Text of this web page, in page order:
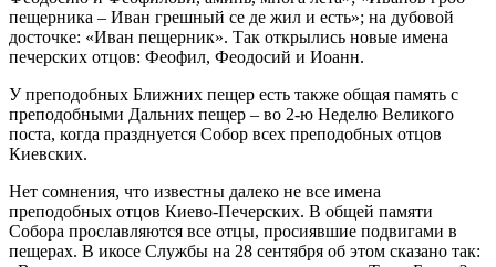
пещерника – Иван грешный се де жил и есть»; на дубовой
досточке: «Иван пещерник». Так открылись новые имена
печерских отцов: Феофил, Феодосий и Иоанн.
У преподобных Ближних пещер есть также общая память с
преподобными Дальних пещер – во 2-ю Неделю Великого
поста, когда празднуется Собор всех преподобных отцов
Киевских.
Нет сомнения, что известны далеко не все имена
преподобных отцов Киево-Печерских. В общей памяти
Собора прославляются все отцы, просиявшие подвигами в
пещерах. В икосе Службы на 28 сентября об этом сказано так: